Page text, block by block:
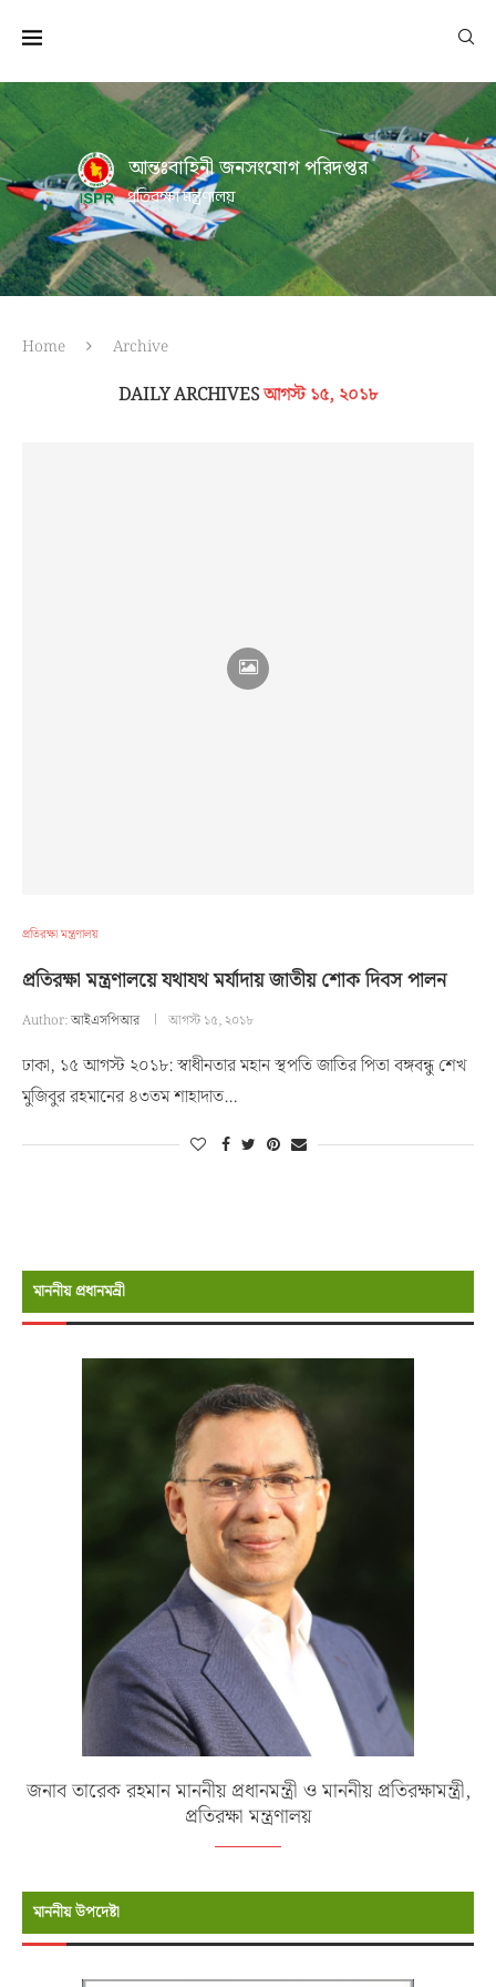
আন্তঃবাহিনী জনসংযোগ পরিদপ্তর
প্রতিরক্ষা মন্ত্রণালয়
Home Archive
DAILY ARCHIVESআগস্ট ১৫, ২০১৮
প্রতিরক্ষা মন্ত্রণালয়
প্রতিরক্ষা মন্ত্রণালয়ে যথাযথ মর্যাদায় জাতীয় শোক দিবস পালন
Author:আইএসপিআর আগস্ট ১৫, ২০১৮
ঢাকা, ১৫ আগস্ট ২০১৮: স্বাধীনতার মহান স্থপতি জাতির পিতা বঙ্গবন্ধু শেখ
মুজিবুর রহমানের ৪৩তম শাহাদাত…
মাননীয় প্রধানমন্রী
জনাব তারেক রহমান মাননীয় প্রধানমন্ত্রী ও মাননীয় প্রতিরক্ষামন্ত্রী,
প্রতিরক্ষা মন্ত্রণালয়
মাননীয় উপদেষ্টা